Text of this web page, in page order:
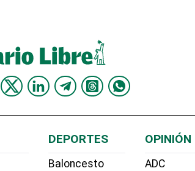
DEPORTES
Baloncesto
OPINIÓN
ADC